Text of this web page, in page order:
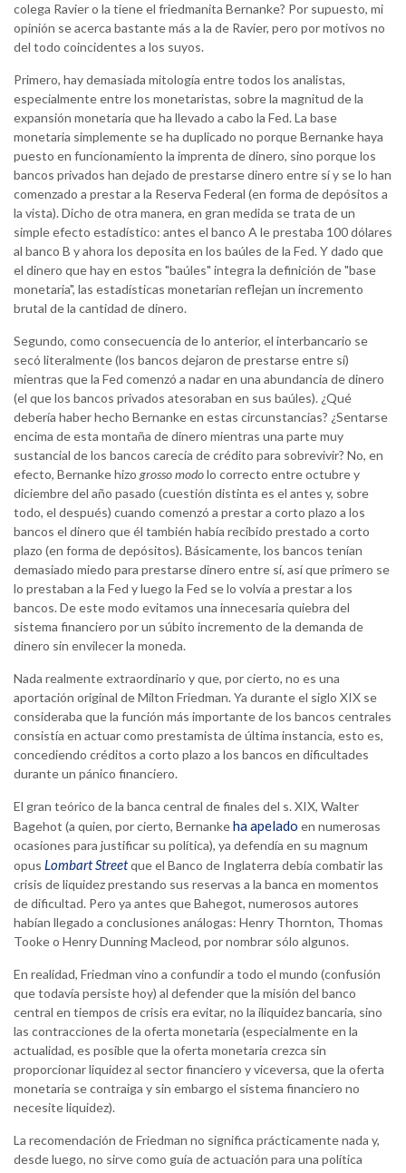
colega Ravier o la tiene el friedmanita Bernanke? Por supuesto, mi
opinión se acerca bastante más a la de Ravier, pero por motivos no
del todo coincidentes a los suyos.
Primero, hay demasiada mitología entre todos los analistas,
especialmente entre los monetaristas, sobre la magnitud de la
expansión monetaria que ha llevado a cabo la Fed. La base
monetaria simplemente se ha duplicado no porque Bernanke haya
puesto en funcionamiento la imprenta de dinero, sino porque los
bancos privados han dejado de prestarse dinero entre sí y se lo han
comenzado a prestar a la Reserva Federal (en forma de depósitos a
la vista). Dicho de otra manera, en gran medida se trata de un
simple efecto estadístico: antes el banco A le prestaba 100 dólares
al banco B y ahora los deposita en los baúles de la Fed. Y dado que
el dinero que hay en estos "baúles" integra la definición de "base
monetaria", las estadísticas monetarian reflejan un incremento
brutal de la cantidad de dinero.
Segundo, como consecuencia de lo anterior, el interbancario se
secó literalmente (los bancos dejaron de prestarse entre sí)
mientras que la Fed comenzó a nadar en una abundancia de dinero
(el que los bancos privados atesoraban en sus baúles). ¿Qué
debería haber hecho Bernanke en estas circunstancias? ¿Sentarse
encima de esta montaña de dinero mientras una parte muy
sustancial de los bancos carecía de crédito para sobrevivir? No, en
efecto, Bernanke hizo grosso modolo correcto entre octubre y
diciembre del año pasado (cuestión distinta es el antes y, sobre
todo, el después) cuando comenzó a prestar a corto plazo a los
bancos el dinero que él también había recibido prestado a corto
plazo (en forma de depósitos). Básicamente, los bancos tenían
demasiado miedo para prestarse dinero entre sí, así que primero se
lo prestaban a la Fed y luego la Fed se lo volvía a prestar a los
bancos. De este modo evitamos una innecesaria quiebra del
sistema financiero por un súbito incremento de la demanda de
dinero sin envilecer la moneda.
Nada realmente extraordinario y que, por cierto, no es una
aportación original de Milton Friedman. Ya durante el siglo XIX se
consideraba que la función más importante de los bancos centrales
consistía en actuar como prestamista de última instancia, esto es,
concediendo créditos a corto plazo a los bancos en dificultades
durante un pánico financiero.
El gran teórico de la banca central de finales del s. XIX, Walter
Bagehot (a quien, por cierto, Bernankeha apelado en numerosas
ocasiones para justificar su política), ya defendía en su magnum
opus Lombart Streetque el Banco de Inglaterra debía combatir las
crisis de liquidez prestando sus reservas a la banca en momentos
de dificultad. Pero ya antes que Bahegot, numerosos autores
habían llegado a conclusiones análogas: Henry Thornton, Thomas
Tooke o Henry Dunning Macleod, por nombrar sólo algunos.
En realidad, Friedman vino a confundir a todo el mundo (confusión
que todavía persiste hoy) al defender que la misión del banco
central en tiempos de crisis era evitar, no la iliquidez bancaria, sino
las contracciones de la oferta monetaria (especialmente en la
actualidad, es posible que la oferta monetaria crezca sin
proporcionar liquidez al sector financiero y viceversa, que la oferta
monetaria se contraiga y sin embargo el sistema financiero no
necesite liquidez).
La recomendación de Friedman no significa prácticamente nada y,
desde luego, no sirve como guía de actuación para una política